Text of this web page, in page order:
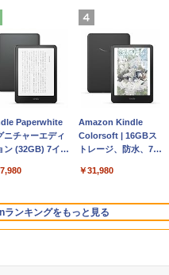
2026
Air M5チ
搭載13インチノ
Intelligence、
ディスプレ
24GBユニファイ
モリ、1TB SSD
【Amazon.co.jp限
定】 HP ノートパソ
コン 15-fd 15.6イン
512GB SSD インテ
￥129,800
ギフトカード
Robux 【限
ーチャルアイテ
ゲームコード】
ンコード版
Robloxギフトカード
- 1000 Robux 【限定
バーチャルアイテム
ンゲームコード】 ロ
ンコード版
￥1,600
いちば
さしい 教科書:
ンジニア 初心者
ュアル AI副業に
出版にも！
ンジニアのため
コーディング入
1冊ですべて身につく
HTML & CSSとWeb
デザイン入門講座
￥2,326
Paperwhite
ニチャーエディ
ン (32GB) 7イン
自動調整、色調
バッテリー、広
し、メタリック
ック
Amazon Kindle
Colorsoft | 16GBス
トレージ、防水、7イ
レイ、色調調節ライ
ッテリー、広告無
し、ブラック (2025
年発売)
￥31,980
ランキングをもっと見る